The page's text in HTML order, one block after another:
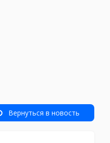
Вернуться в новость